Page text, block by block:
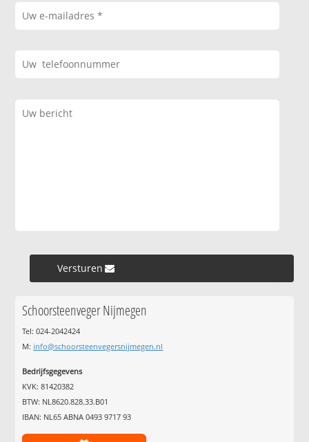
Versturen »
Schoorsteenveger Nijmegen
Tel: 024-2042424
M: info@schoorsteenvegersnijmegen.nl
Bedrijfsgegevens
KVK: 81420382
BTW: NL8620.828.33.B01
IBAN: NL65 ABNA 0493 9717 93